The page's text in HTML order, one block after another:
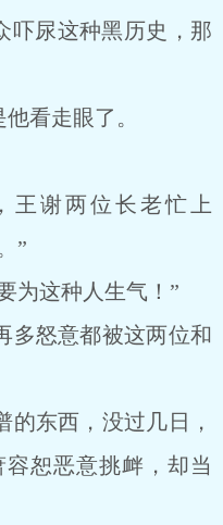
吓尿这种黑历史，那
看走眼了。
谢两位长老忙上
”
这种人生气！”
怒意都被这两位和
东西，没过几日，
恕恶意挑衅，却当